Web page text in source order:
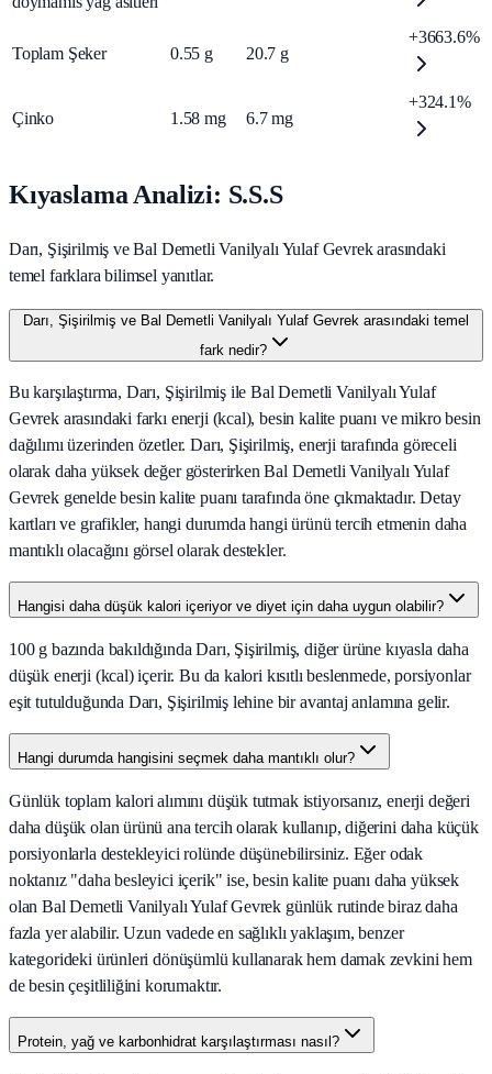
Toplam Şeker 0.55 g 20.7 g
+3663.6%
Çinko 1.58 mg 6.7 mg
+324.1%
Kıyaslama Analizi: S.S.S
Darı, Şişirilmiş ve Bal Demetli Vanilyalı Yulaf Gevrek arasındaki
temel farklara bilimsel yanıtlar.
Darı, Şişirilmiş ve Bal Demetli Vanilyalı Yulaf Gevrek arasındaki temel
fark nedir?
Bu karşılaştırma, Darı, Şişirilmiş ile Bal Demetli Vanilyalı Yulaf
Gevrek arasındaki farkı enerji (kcal), besin kalite puanı ve mikro besin
dağılımı üzerinden özetler. Darı, Şişirilmiş, enerji tarafında göreceli
olarak daha yüksek değer gösterirken Bal Demetli Vanilyalı Yulaf
Gevrek genelde besin kalite puanı tarafında öne çıkmaktadır. Detay
kartları ve grafikler, hangi durumda hangi ürünü tercih etmenin daha
mantıklı olacağını görsel olarak destekler.
Hangisi daha düşük kalori içeriyor ve diyet için daha uygun olabilir?
100 g bazında bakıldığında Darı, Şişirilmiş, diğer ürüne kıyasla daha
düşük enerji (kcal) içerir. Bu da kalori kısıtlı beslenmede, porsiyonlar
eşit tutulduğunda Darı, Şişirilmiş lehine bir avantaj anlamına gelir.
Hangi durumda hangisini seçmek daha mantıklı olur?
Günlük toplam kalori alımını düşük tutmak istiyorsanız, enerji değeri
daha düşük olan ürünü ana tercih olarak kullanıp, diğerini daha küçük
porsiyonlarla destekleyici rolünde düşünebilirsiniz. Eğer odak
noktanız "daha besleyici içerik" ise, besin kalite puanı daha yüksek
olan Bal Demetli Vanilyalı Yulaf Gevrek günlük rutinde biraz daha
fazla yer alabilir. Uzun vadede en sağlıklı yaklaşım, benzer
kategorideki ürünleri dönüşümlü kullanarak hem damak zevkini hem
de besin çeşitliliğini korumaktır.
Protein, yağ ve karbonhidrat karşılaştırması nasıl?